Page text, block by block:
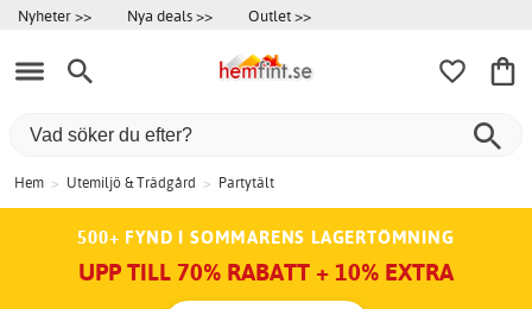
Nyheter >> Nya deals >> Outlet >>
Hem > Utemiljö & Trädgård > Partytält
500+ FYND I SOMMARENS LAGERTÖMNING
UPP TILL 70% RABATT + 10% EXTRA